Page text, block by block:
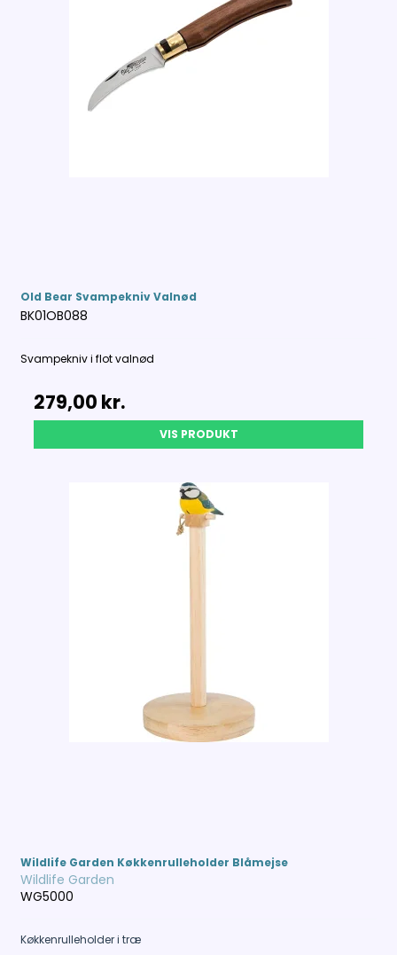
Old Bear Svampekniv Valnød
BK01OB088
Svampekniv i flot valnød
279,00 kr.
VIS PRODUKT
Wildlife Garden Køkkenrulleholder Blåmejse
Wildlife Garden
WG5000
Køkkenrulleholder i træ